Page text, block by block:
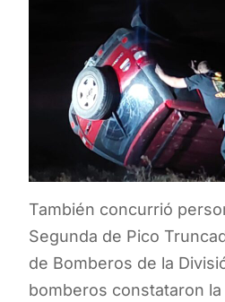
También concurrió
Segunda de Pico
de Bomberos de la
bomberos constataron